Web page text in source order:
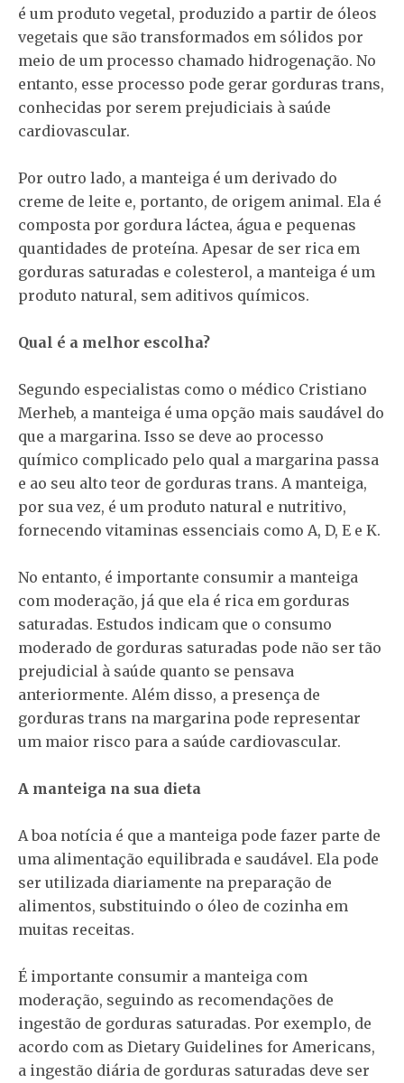
é um produto vegetal, produzido a partir de óleos
vegetais que são transformados em sólidos por
meio de um processo chamado hidrogenação. No
entanto, esse processo pode gerar gorduras trans,
conhecidas por serem prejudiciais à saúde
cardiovascular.
Por outro lado, a manteiga é um derivado do
creme de leite e, portanto, de origem animal. Ela é
composta por gordura láctea, água e pequenas
quantidades de proteína. Apesar de ser rica em
gorduras saturadas e colesterol, a manteiga é um
produto natural, sem aditivos químicos.
Qual é a melhor escolha?
Segundo especialistas como o médico Cristiano
Merheb, a manteiga é uma opção mais saudável do
que a margarina. Isso se deve ao processo
químico complicado pelo qual a margarina passa
e ao seu alto teor de gorduras trans. A manteiga,
por sua vez, é um produto natural e nutritivo,
fornecendo vitaminas essenciais como A, D, E e K.
No entanto, é importante consumir a manteiga
com moderação, já que ela é rica em gorduras
saturadas. Estudos indicam que o consumo
moderado de gorduras saturadas pode não ser tão
prejudicial à saúde quanto se pensava
anteriormente. Além disso, a presença de
gorduras trans na margarina pode representar
um maior risco para a saúde cardiovascular.
A manteiga na sua dieta
A boa notícia é que a manteiga pode fazer parte de
uma alimentação equilibrada e saudável. Ela pode
ser utilizada diariamente na preparação de
alimentos, substituindo o óleo de cozinha em
muitas receitas.
É importante consumir a manteiga com
moderação, seguindo as recomendações de
ingestão de gorduras saturadas. Por exemplo, de
acordo com as Dietary Guidelines for Americans,
a ingestão diária de gorduras saturadas deve ser